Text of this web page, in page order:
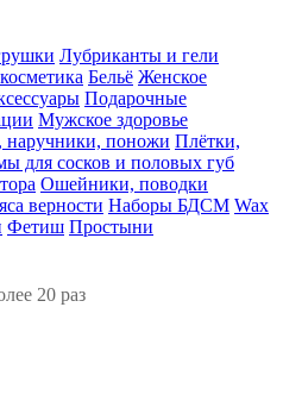
Лубриканты и гели
Бельё Женское
Подарочные
Мужское здоровье
наручники, поножи Плётки,
для сосков и половых губ
Ошейники, поводки
верности Наборы БДСМ Wax
Фетиш Простыни
20 раз